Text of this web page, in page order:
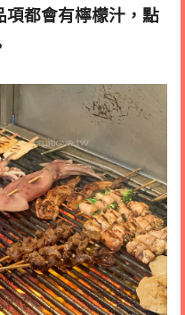
項都會有檸檬汁，點